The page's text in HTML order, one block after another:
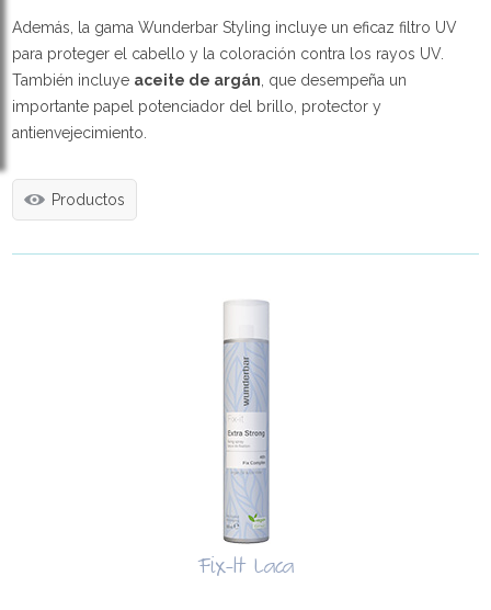
Además, la gama Wunderbar Styling incluye un eficaz filtro UV
para proteger el cabello y la coloración contra los rayos UV.
También incluye aceite de argán , que desempeña un
importante papel potenciador del brillo, protector y
antienvejecimiento.
Productos
Fix-It Laca